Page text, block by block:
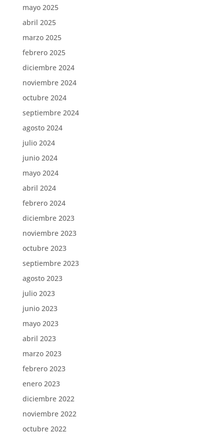
mayo 2025
abril 2025
marzo 2025
febrero 2025
diciembre 2024
noviembre 2024
octubre 2024
septiembre 2024
agosto 2024
julio 2024
junio 2024
mayo 2024
abril 2024
febrero 2024
diciembre 2023
noviembre 2023
octubre 2023
septiembre 2023
agosto 2023
julio 2023
junio 2023
mayo 2023
abril 2023
marzo 2023
febrero 2023
enero 2023
diciembre 2022
noviembre 2022
octubre 2022